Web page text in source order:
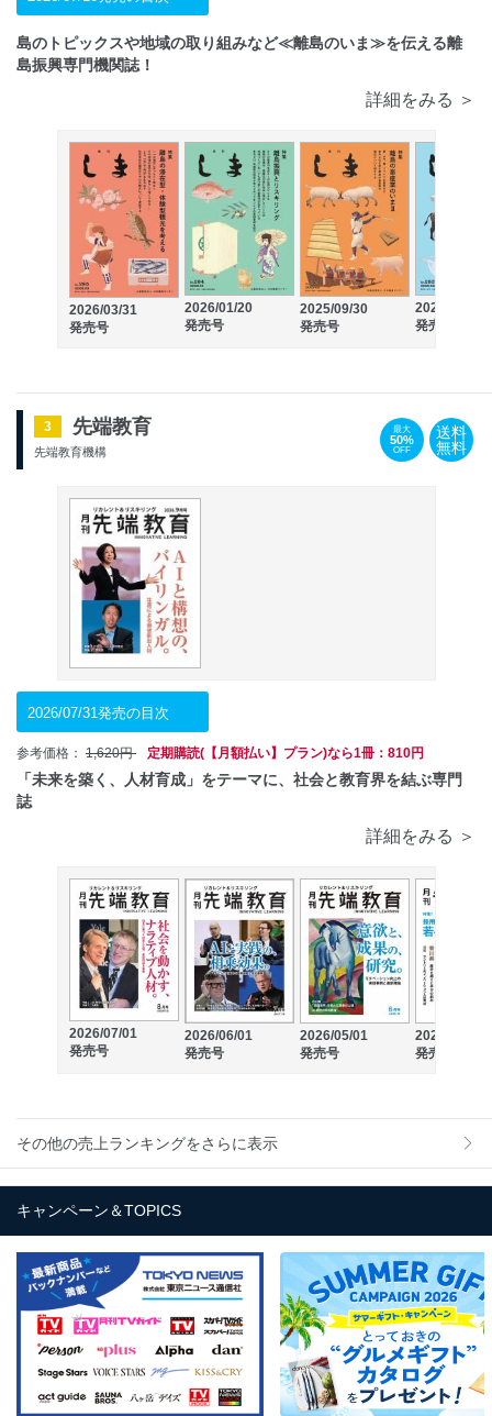
島のトピックスや地域の取り組みなど≪離島のいま≫を伝える離
島振興専門機関誌！
詳細をみる ＞
2026/03/31
発売号
2026/01/20
発売号
2025/09/30
発売号
2025/06/30
発売号
3 先端教育
先端教育機構
最大
50%
OFF
送料
無料
2026/07/31発売の目次
参考価格： 1,620円 定期購読(【月額払い】プラン)なら1冊：810円
「未来を築く、人材育成」をテーマに、社会と教育界を結ぶ専門
誌
詳細をみる ＞
2026/07/01
発売号
2026/06/01
発売号
2026/05/01
発売号
2026/04/01
発売号
その他の売上ランキングをさらに表示
キャンペーン＆TOPICS